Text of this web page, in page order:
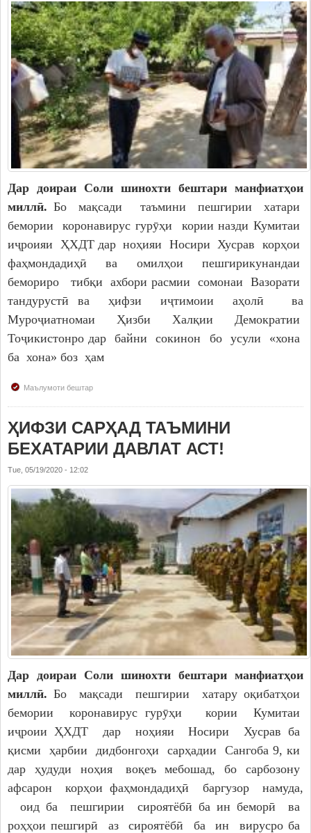
Дар доираи Соли шинохти бештари манфиатҳои
миллӣ. Бо мақсади таъмини пешгирии хатари
бемории коронавирус гурӯҳи кории назди Кумитаи
иҷроияи ҲХДТ дар ноҳияи Носири Хусрав корҳои
фаҳмондадиҳӣ ва омилҳои пешгирикунандаи
бемориро тибқи ахбори расмии сомонаи Вазорати
тандурустӣ ва ҳифзи иҷтимоии аҳолӣ ва
Муроҷиатномаи Ҳизби Халқии Демократии
Тоҷикистонро дар байни сокинон бо усули «хона
ба хона» боз ҳам
Маълумоти бештар
ҲИФЗИ САРҲАД ТАЪМИНИ
БЕХАТАРИИ ДАВЛАТ АСТ!
Tue, 05/19/2020 - 12:02
Дар доираи Соли шинохти бештари манфиатҳои
миллӣ. Бо мақсади пешгирии хатару оқибатҳои
бемории коронавирус гурӯҳи кории Кумитаи
иҷроии ҲХДТ дар ноҳияи Носири Хусрав ба
қисми ҳарбии дидбонгоҳи сарҳадии Сангоба 9, ки
дар ҳудуди ноҳия воқеъ мебошад, бо сарбозону
афсарон корҳои фаҳмондадиҳӣ баргузор намуда,
оид ба пешгирии сироятёбӣ ба ин беморӣ ва
роҳҳои пешгирӣ аз сироятёбӣ ба ин вирусро ба